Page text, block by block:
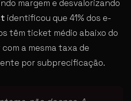
margem e desvalorizando
identificou que 41% dos e-
têm ticket médio abaixo do
a mesma taxa de
por subprecificação.